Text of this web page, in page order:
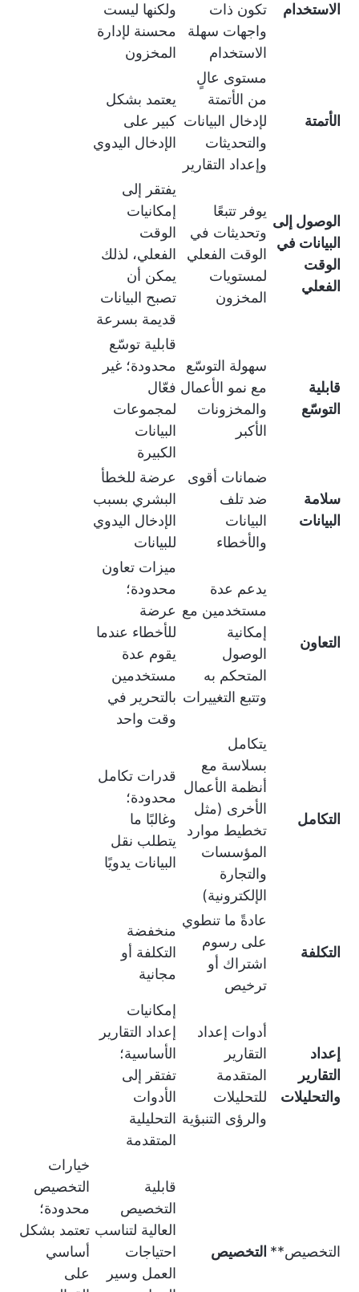
الاستخدام
تكون ذات
واجهات سهلة
الاستخدام
ولكنها ليست
محسنة لإدارة
المخزون
الأتمتة
مستوى عالٍ
من الأتمتة
لإدخال البيانات
والتحديثات
وإعداد التقارير
يعتمد بشكل
كبير على
الإدخال اليدوي
الوصول إلى
البيانات في
الوقت
الفعلي
يوفر تتبعًا
وتحديثات في
الوقت الفعلي
لمستويات
المخزون
يفتقر إلى
إمكانيات
الوقت
الفعلي، لذلك
يمكن أن
تصبح البيانات
قديمة بسرعة
قابلية
التوسّع
سهولة التوسّع
مع نمو الأعمال
والمخزونات
الأكبر
قابلية توسّع
محدودة؛ غير
فعّال
لمجموعات
البيانات
الكبيرة
سلامة
البيانات
ضمانات أقوى
ضد تلف
البيانات
والأخطاء
عرضة للخطأ
البشري بسبب
الإدخال اليدوي
للبيانات
التعاون
يدعم عدة
مستخدمين مع
إمكانية
الوصول
المتحكم به
وتتبع التغييرات
ميزات تعاون
محدودة؛
عرضة
للأخطاء عندما
يقوم عدة
مستخدمين
بالتحرير في
وقت واحد
التكامل
يتكامل
بسلاسة مع
أنظمة الأعمال
الأخرى (مثل
تخطيط موارد
المؤسسات
والتجارة
الإلكترونية)
قدرات تكامل
محدودة؛
وغالبًا ما
يتطلب نقل
البيانات يدويًا
التكلفة
عادةً ما تنطوي
على رسوم
اشتراك أو
ترخيص
منخفضة
التكلفة أو
مجانية
إعداد
التقارير
والتحليلات
أدوات إعداد
التقارير
المتقدمة
للتحليلات
والرؤى التنبؤية
إمكانيات
إعداد التقارير
الأساسية؛
تفتقر إلى
الأدوات
التحليلية
المتقدمة
التخصيص** التخصيص
قابلية
التخصيص
العالية لتناسب
احتياجات
العمل وسير
خيارات
التخصيص
محدودة؛
تعتمد بشكل
أساسي
على